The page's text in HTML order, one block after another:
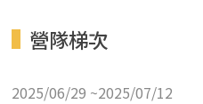
營隊梯次
2025/06/29 ~2025/07/12